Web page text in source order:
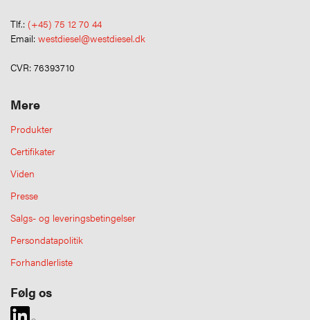
Tlf.: (+45) 75 12 70 44
Email: westdiesel@westdiesel.dk
CVR: 76393710
Mere
Produkter
Certifikater
Viden
Presse
Salgs- og leveringsbetingelser
Persondatapolitik
Forhandlerliste
Følg os